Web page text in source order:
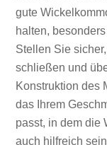
gute
halten,
Stellen Sie
schließen und
Konstruktion des
das Ihrem
passt, in dem die
auch hilfreich